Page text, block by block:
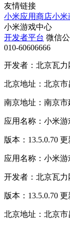
友情链接
小米应用商店小米
小米游戏中心
开发者平台 微信
010-60606666
开发者：北京瓦力
北京地址：北京
南京地址：南京
应用名称：小米游
版本：13.5.0.70
应用名称：小米游
开发者：北京瓦力
版本：13.5.0.70
北京地址：北京